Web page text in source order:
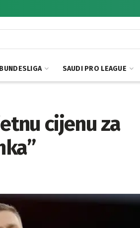
BUNDESLIGA SAUDI PRO LEAGUE
cijenu za